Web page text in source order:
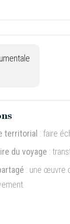
territorial : faire
du voyage :
: une œuvre